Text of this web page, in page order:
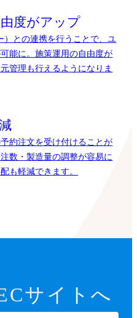
度がアップ
）との連携を行うことで、ユ
能に。施策運用の自由度が
管理も行えるようになりま
約注文を受け付けることが
数・製造量の調整が容易に
も軽減できます。
サイトへ